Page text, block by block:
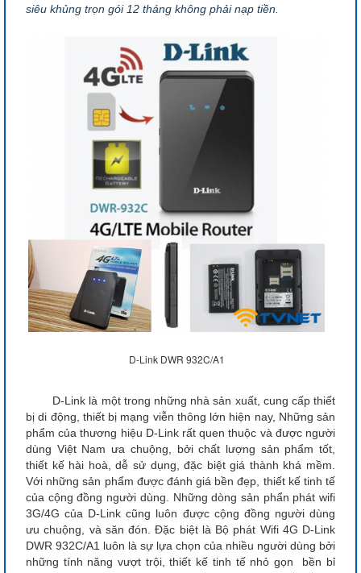
siêu khủng trọn gói 12 tháng không phải nạp tiền.
D-Link DWR 932C/A1
D-Link là một trong những nhà sản xuất, cung cấp thiết
bị di động, thiết bị mạng viễn thông lớn hiện nay, Những sản
phẩm của thương hiệu D-Link rất quen thuộc và được người
dùng Việt Nam ưa chuộng, bởi chất lượng sản phẩm tốt,
thiết kế hài hoà, dễ sử dụng, đặc biệt giá thành khá mềm.
Với những sản phẩm được đánh giá bền đẹp, thiết kế tinh tế
của cộng đồng người dùng. Những dòng sản phẩn phát wifi
3G/4G của D-Link cũng luôn được cộng đồng người dùng
ưu chuộng, và săn đón. Đặc biệt là Bộ phát Wifi 4G D-Link
DWR 932C/A1 luôn là sự lựa chọn của nhiều người dùng bởi
những tính năng vượt trội, thiết kế tinh tế nhỏ gọn bền bỉ